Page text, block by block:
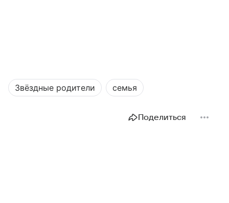
Звёздные родители семья
Поделиться